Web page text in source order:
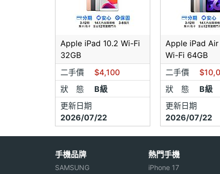
Apple iPad 10.2 Wi-Fi
32GB
二手價
$4,100
狀 態
B級
更新日期
2026/07/22
Apple iPad
Wi-Fi 64GB
二手價
狀 態
B級
更新日期
2026/07/22
手機品牌
SAMSUNG
熱門手機
iPhone 17